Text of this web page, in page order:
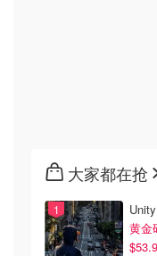
大家都在抢
黄金